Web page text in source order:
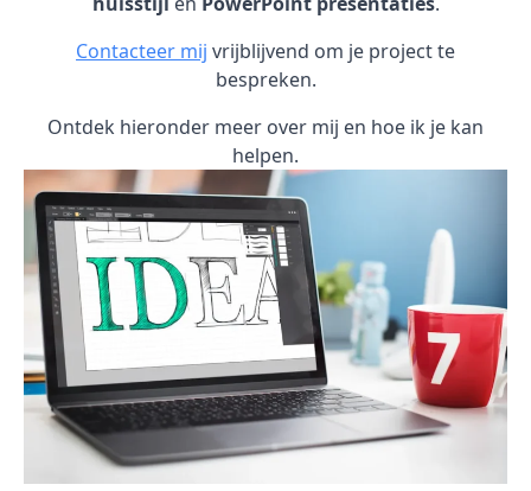
Contacteer mij vrijblijvend om je project te
bespreken.
Ontdek hieronder meer over mij en hoe ik je kan
helpen.